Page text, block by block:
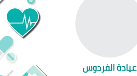
عيادة الفردوس